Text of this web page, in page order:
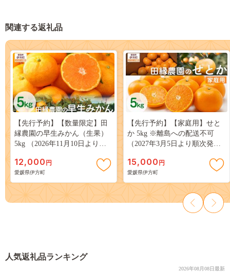
関連する返礼品
【先行予約】【数量限定】田
縁農園の早生みかん（生果）
5kg （2026年11月10日より順
12,000 円
愛媛県伊方町
【先行予約】【家庭用】せと
か 5kg ※離島への配送不可
（2027年3月5日より順次発
15,000 円
愛媛県伊方町
人気返礼品ランキング
2026年08月08日最新